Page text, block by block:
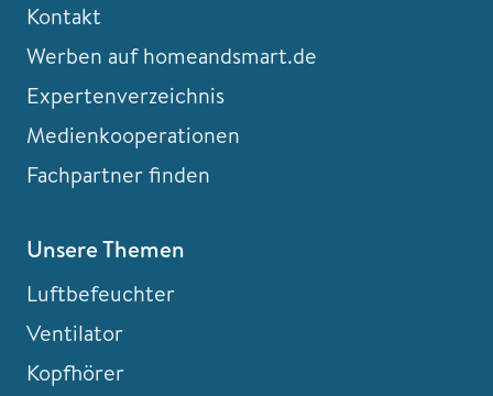
Kontakt
Werben auf homeandsmart.de
Expertenverzeichnis
Medienkooperationen
Fachpartner finden
Unsere Themen
Luftbefeuchter
Ventilator
Kopfhörer